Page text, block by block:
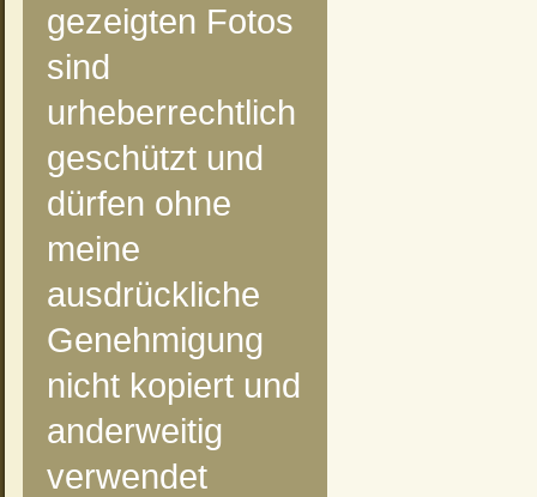
gezeigten Fotos
sind
urheberrechtlich
geschützt und
dürfen ohne
meine
ausdrückliche
Genehmigung
nicht kopiert und
anderweitig
verwendet